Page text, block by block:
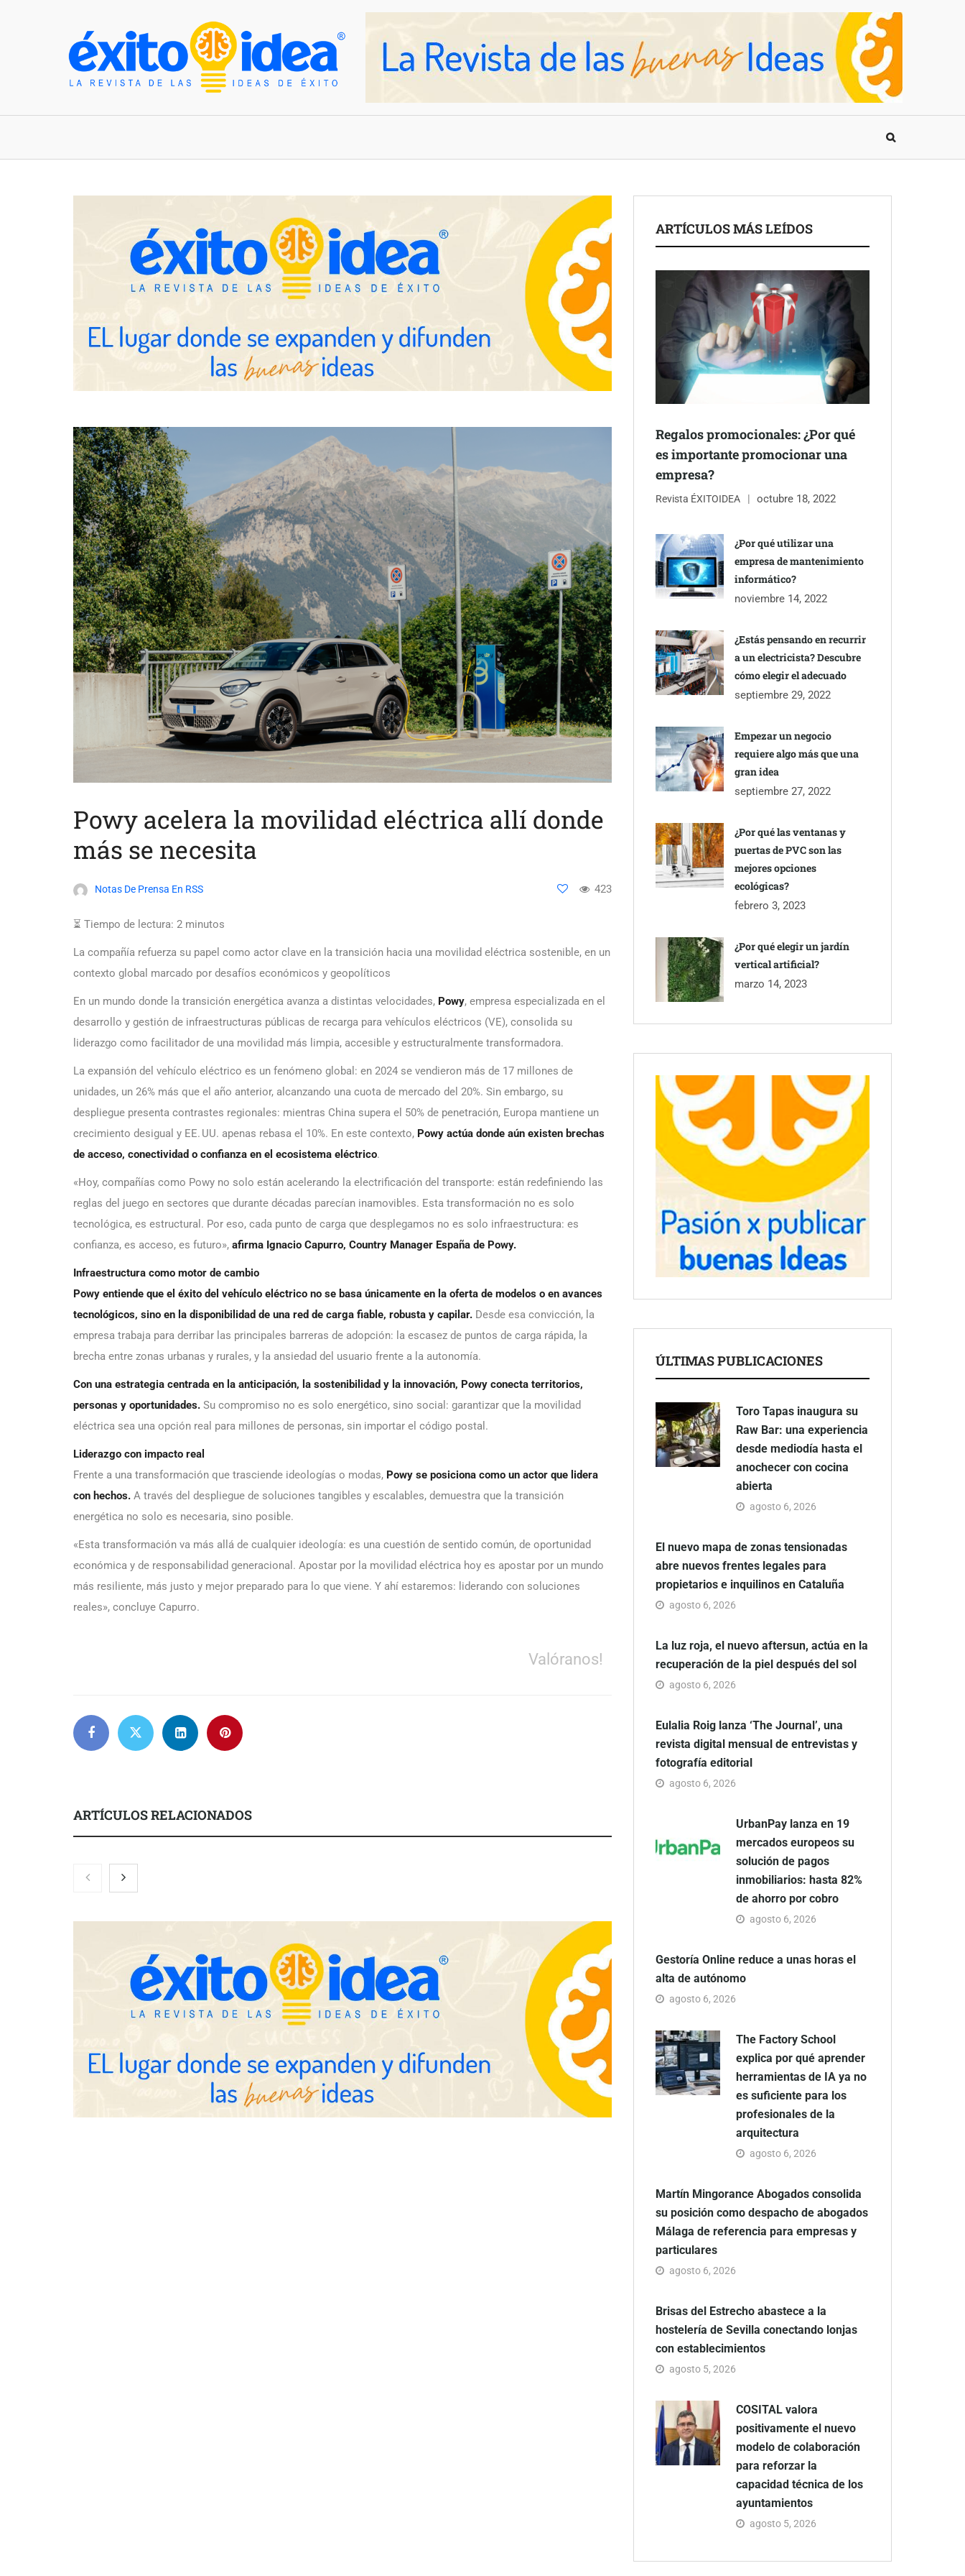
Powy acelera la movilidad eléctrica allí donde
más se necesita
Notas De Prensa En RSS 423
⏳ Tiempo de lectura: 2 minutos
La compañía refuerza su papel como actor clave en la transición hacia una movilidad eléctrica sostenible, en un
contexto global marcado por desafíos económicos y geopolíticos
En un mundo donde la transición energética avanza a distintas velocidades, Powy, empresa especializada en el
desarrollo y gestión de infraestructuras públicas de recarga para vehículos eléctricos (VE), consolida su
liderazgo como facilitador de una movilidad más limpia, accesible y estructuralmente transformadora.
La expansión del vehículo eléctrico es un fenómeno global: en 2024 se vendieron más de 17 millones de
unidades, un 26% más que el año anterior, alcanzando una cuota de mercado del 20%. Sin embargo, su
despliegue presenta contrastes regionales: mientras China supera el 50% de penetración, Europa mantiene un
crecimiento desigual y EE. UU. apenas rebasa el 10%. En este contexto, Powy actúa donde aún existen brechas
de acceso, conectividad o confianza en el ecosistema eléctrico.
«Hoy, compañías como Powy no solo están acelerando la electrificación del transporte: están redefiniendo las
reglas del juego en sectores que durante décadas parecían inamovibles. Esta transformación no es solo
tecnológica, es estructural. Por eso, cada punto de carga que desplegamos no es solo infraestructura: es
confianza, es acceso, es futuro», afirma Ignacio Capurro, Country Manager España de Powy.
Infraestructura como motor de cambio
Powy entiende que el éxito del vehículo eléctrico no se basa únicamente en la oferta de modelos o en avances
tecnológicos, sino en la disponibilidad de una red de carga fiable, robusta y capilar. Desde esa convicción, la
empresa trabaja para derribar las principales barreras de adopción: la escasez de puntos de carga rápida, la
brecha entre zonas urbanas y rurales, y la ansiedad del usuario frente a la autonomía.
Con una estrategia centrada en la anticipación, la sostenibilidad y la innovación, Powy conecta territorios,
personas y oportunidades. Su compromiso no es solo energético, sino social: garantizar que la movilidad
eléctrica sea una opción real para millones de personas, sin importar el código postal.
Liderazgo con impacto real
Frente a una transformación que trasciende ideologías o modas, Powy se posiciona como un actor que lidera
con hechos. A través del despliegue de soluciones tangibles y escalables, demuestra que la transición
energética no solo es necesaria, sino posible.
«Esta transformación va más allá de cualquier ideología: es una cuestión de sentido común, de oportunidad
económica y de responsabilidad generacional. Apostar por la movilidad eléctrica hoy es apostar por un mundo
más resiliente, más justo y mejor preparado para lo que viene. Y ahí estaremos: liderando con soluciones
reales», concluye Capurro.
Valóranos!
ARTÍCULOS RELACIONADOS
Toro Tapas inaugura su Raw Bar:
una experiencia desde mediodía
hasta el anochecer con cocina
Eulalia Roig lanza ‘The Journal’,
una revista digital mensual de
entrevistas y fotografía editorial
Gestoría Online reduce a unas
horas el alta de autónomo
ARTÍCULOS MÁS LEÍDOS
Regalos promocionales: ¿Por qué
es importante promocionar una
empresa?
Revista ÉXITOIDEA octubre 18, 2022
¿Por qué utilizar una
empresa de mantenimiento
informático?
noviembre 14, 2022
¿Estás pensando en recurrir
a un electricista? Descubre
cómo elegir el adecuado
septiembre 29, 2022
Empezar un negocio
requiere algo más que una
gran idea
septiembre 27, 2022
¿Por qué las ventanas y
puertas de PVC son las
mejores opciones
ecológicas?
febrero 3, 2023
¿Por qué elegir un jardín
vertical artificial?
marzo 14, 2023
ÚLTIMAS PUBLICACIONES
Toro Tapas inaugura su
Raw Bar: una experiencia
desde mediodía hasta el
anochecer con cocina
abierta
agosto 6, 2026
El nuevo mapa de zonas tensionadas
abre nuevos frentes legales para
propietarios e inquilinos en Cataluña
agosto 6, 2026
La luz roja, el nuevo aftersun, actúa en la
recuperación de la piel después del sol
agosto 6, 2026
Eulalia Roig lanza ‘The Journal’, una
revista digital mensual de entrevistas y
fotografía editorial
agosto 6, 2026
UrbanPay lanza en 19
mercados europeos su
solución de pagos
inmobiliarios: hasta 82%
de ahorro por cobro
agosto 6, 2026
Gestoría Online reduce a unas horas el
alta de autónomo
agosto 6, 2026
The Factory School
explica por qué aprender
herramientas de IA ya no
es suficiente para los
profesionales de la
arquitectura
agosto 6, 2026
Martín Mingorance Abogados consolida
su posición como despacho de abogados
Málaga de referencia para empresas y
particulares
agosto 6, 2026
Brisas del Estrecho abastece a la
hostelería de Sevilla conectando lonjas
con establecimientos
agosto 5, 2026
COSITAL valora
positivamente el nuevo
modelo de colaboración
para reforzar la
capacidad técnica de los
ayuntamientos
agosto 5, 2026